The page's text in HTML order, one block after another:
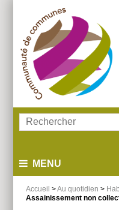
menu
contenu
recherche
Rechercher :
MENU
Accueil >Au quotidien >
Assainissement non